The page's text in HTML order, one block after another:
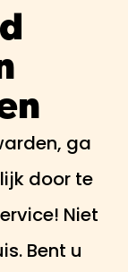
ga
door te
Niet
Bent u